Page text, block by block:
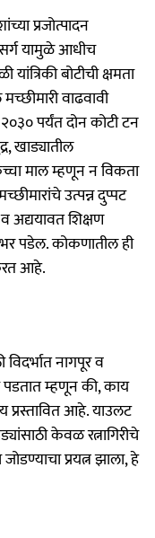
प्रजोत्पादन
यामुळे आधीच
बोटीची क्षमता
वाढवावी
पर्यंत दोन कोटी टन
खाड्यातील
माल म्हणून न विकता
उत्पन्न दुप्पट
व अद्ययावत शिक्षण
भर पडेल. कोकणातील ही
आहे.
नागपूर व
पडतात म्हणून की, काय
प्रस्तावित आहे. याउलट
केवळ रत्नागिरीचे
प्रयत्न झाला, हे